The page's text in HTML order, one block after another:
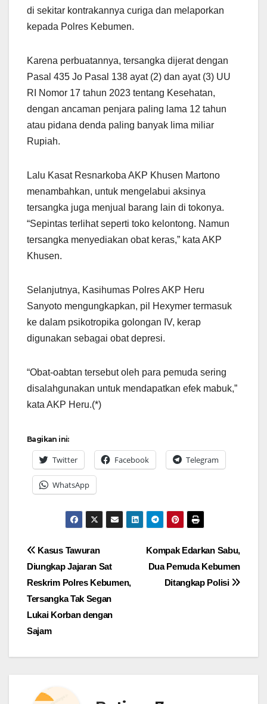
di sekitar kontrakannya curiga dan melaporkan
kepada Polres Kebumen.
Karena perbuatannya, tersangka dijerat dengan
Pasal 435 Jo Pasal 138 ayat (2) dan ayat (3) UU
RI Nomor 17 tahun 2023 tentang Kesehatan,
dengan ancaman penjara paling lama 12 tahun
atau pidana denda paling banyak lima miliar
Rupiah.
Lalu Kasat Resnarkoba AKP Khusen Martono
menambahkan, untuk mengelabui aksinya
tersangka juga menjual barang lain di tokonya.
“Sepintas terlihat seperti toko kelontong. Namun
tersangka menyediakan obat keras,” kata AKP
Khusen.
Selanjutnya, Kasihumas Polres AKP Heru
Sanyoto mengungkapkan, pil Hexymer termasuk
ke dalam psikotropika golongan IV, kerap
digunakan sebagai obat depresi.
“Obat-oabtan tersebut oleh para pemuda sering
disalahgunakan untuk mendapatkan efek mabuk,”
kata AKP Heru.(*)
Bagikan ini:
Twitter Facebook Telegram
WhatsApp
Navigasi
pos
Kompak Edarkan Sabu,
Dua Pemuda Kebumen
Ditangkap Polisi
Kasus Tawuran
Diungkap Jajaran Sat
Reskrim Polres Kebumen,
Tersangka Tak Segan
Lukai Korban dengan
Sajam